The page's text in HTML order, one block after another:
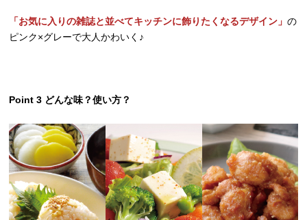
「お気に入りの雑誌と並べてキッチンに飾りたくなるデザイン」の
ピンク×グレーで大人かわいく♪
Point 3 どんな味？使い方？